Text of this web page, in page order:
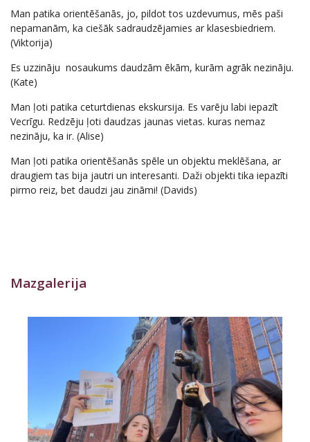
Man patika orientēšanās, jo, pildot tos uzdevumus, mēs paši
nepamanām, ka ciešāk sadraudzējamies ar klasesbiedriem.
(Viktorija)
Es uzzināju nosaukums daudzām ēkām, kurām agrāk nezināju.
(Kate)
Man ļoti patika ceturtdienas ekskursija. Es varēju labi iepazīt
Vecrīgu. Redzēju ļoti daudzas jaunas vietas. kuras nemaz
nezināju, ka ir. (Alise)
Man ļoti patika orientēšanās spēle un objektu meklēšana, ar
draugiem tas bija jautri un interesanti. Daži objekti tika iepazīti
pirmo reiz, bet daudzi jau zināmi! (Davids)
Mazgalerija